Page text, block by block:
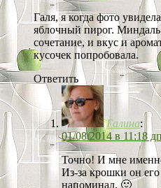
Галя, я когда фото
яблочный пирог.
сочетание, и вкус и
кусочек попробовала.
Ответить
Галина:
01/08/2014 в 11:18 дп
Точно! И мне
Из-за крошки он
напоминал. 🙂